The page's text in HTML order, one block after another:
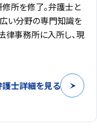
所を修了。弁護士と
広い分野の専門知識を
律事務所に入所し、現
護士詳細を見る